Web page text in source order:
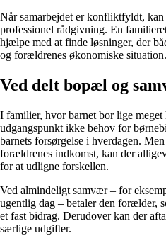
Når samarbejdet er konfliktfyldt,
professionel rådgivning. En
hjælpe med at finde løsninger, der
og forældrenes økonomiske situation.
Ved delt bopæl og
I familier, hvor barnet bor lige
udgangspunkt ikke behov for
barnets forsørgelse i hverdagen.
forældrenes indkomst, kan der
for at udligne forskellen.
Ved almindeligt samvær – for
ugentlig dag – betaler den forælder,
et fast bidrag. Derudover kan der
særlige udgifter.